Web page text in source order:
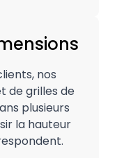
nos
de grilles de
plusieurs
la hauteur